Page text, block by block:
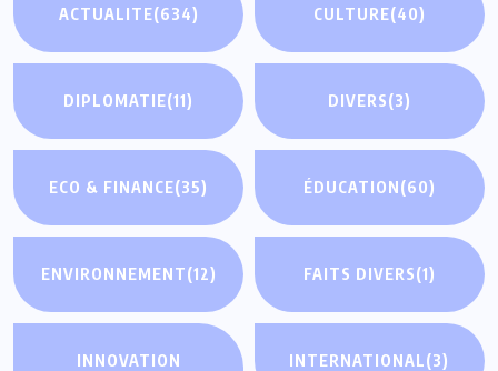
ACTUALITE(634) CULTURE(40)
DIPLOMATIE(11) DIVERS(3)
ECO & FINANCE(35) ÉDUCATION(60)
ENVIRONNEMENT(12) FAITS DIVERS(1)
INNOVATION
INTERNATIONAL(3)